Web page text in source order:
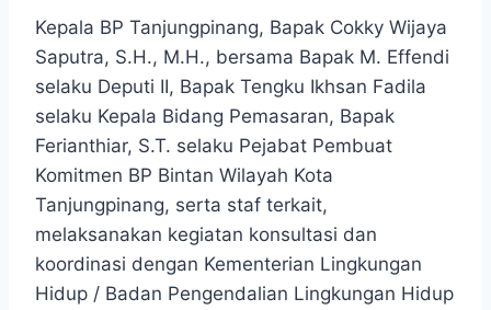
Kepala BP Tanjungpinang, Bapak Cokky Wijaya
Saputra, S.H., M.H., bersama Bapak M. Effendi
selaku Deputi II, Bapak Tengku Ikhsan Fadila
selaku Kepala Bidang Pemasaran, Bapak
Ferianthiar, S.T. selaku Pejabat Pembuat
Komitmen BP Bintan Wilayah Kota
Tanjungpinang, serta staf terkait,
melaksanakan kegiatan konsultasi dan
koordinasi dengan Kementerian Lingkungan
Hidup / Badan Pengendalian Lingkungan Hidup